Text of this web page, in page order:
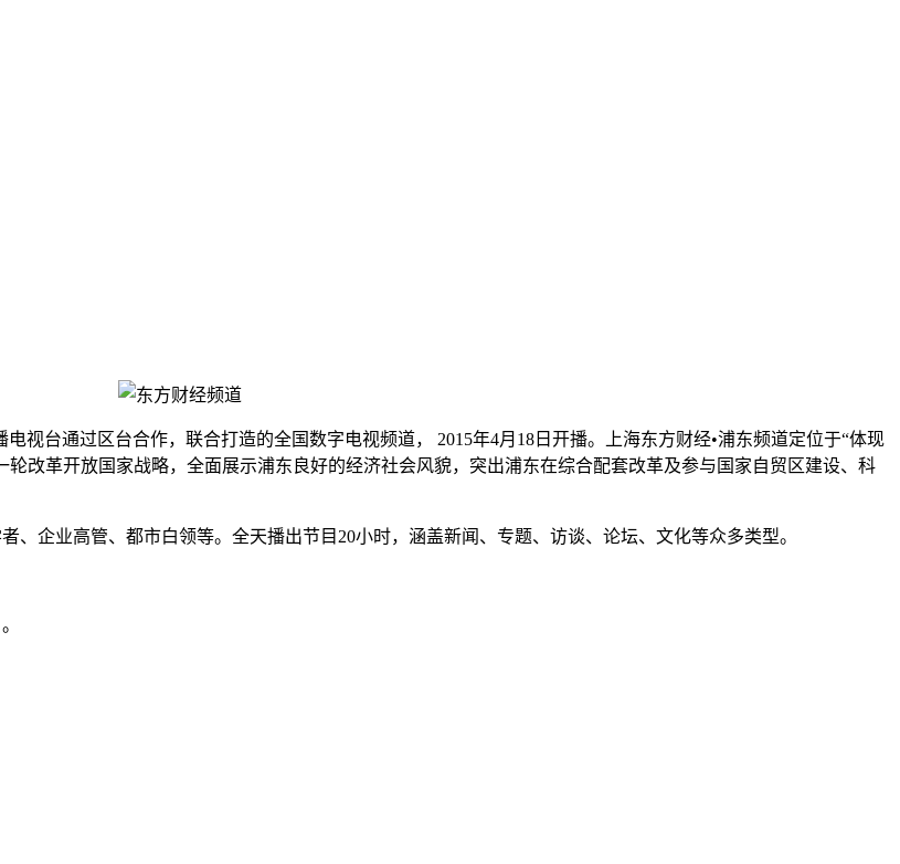
视台通过区台合作，联合打造的全国数字电视频道， 2015年4月18日开播。上海东方财经•浦东频道定位于“体现
改革开放国家战略，全面展示浦东良好的经济社会风貌，突出浦东在综合配套改革及参与国家自贸区建设、科
、企业高管、都市白领等。全天播出节目20小时，涵盖新闻、专题、访谈、论坛、文化等众多类型。